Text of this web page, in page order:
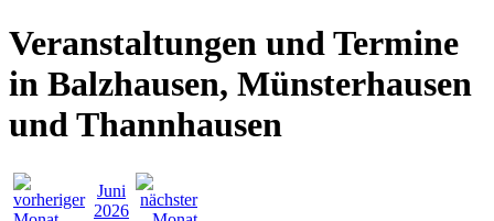
Veranstaltungen und Termine
in Balzhausen, Münsterhausen
und Thannhausen
Juni
2026